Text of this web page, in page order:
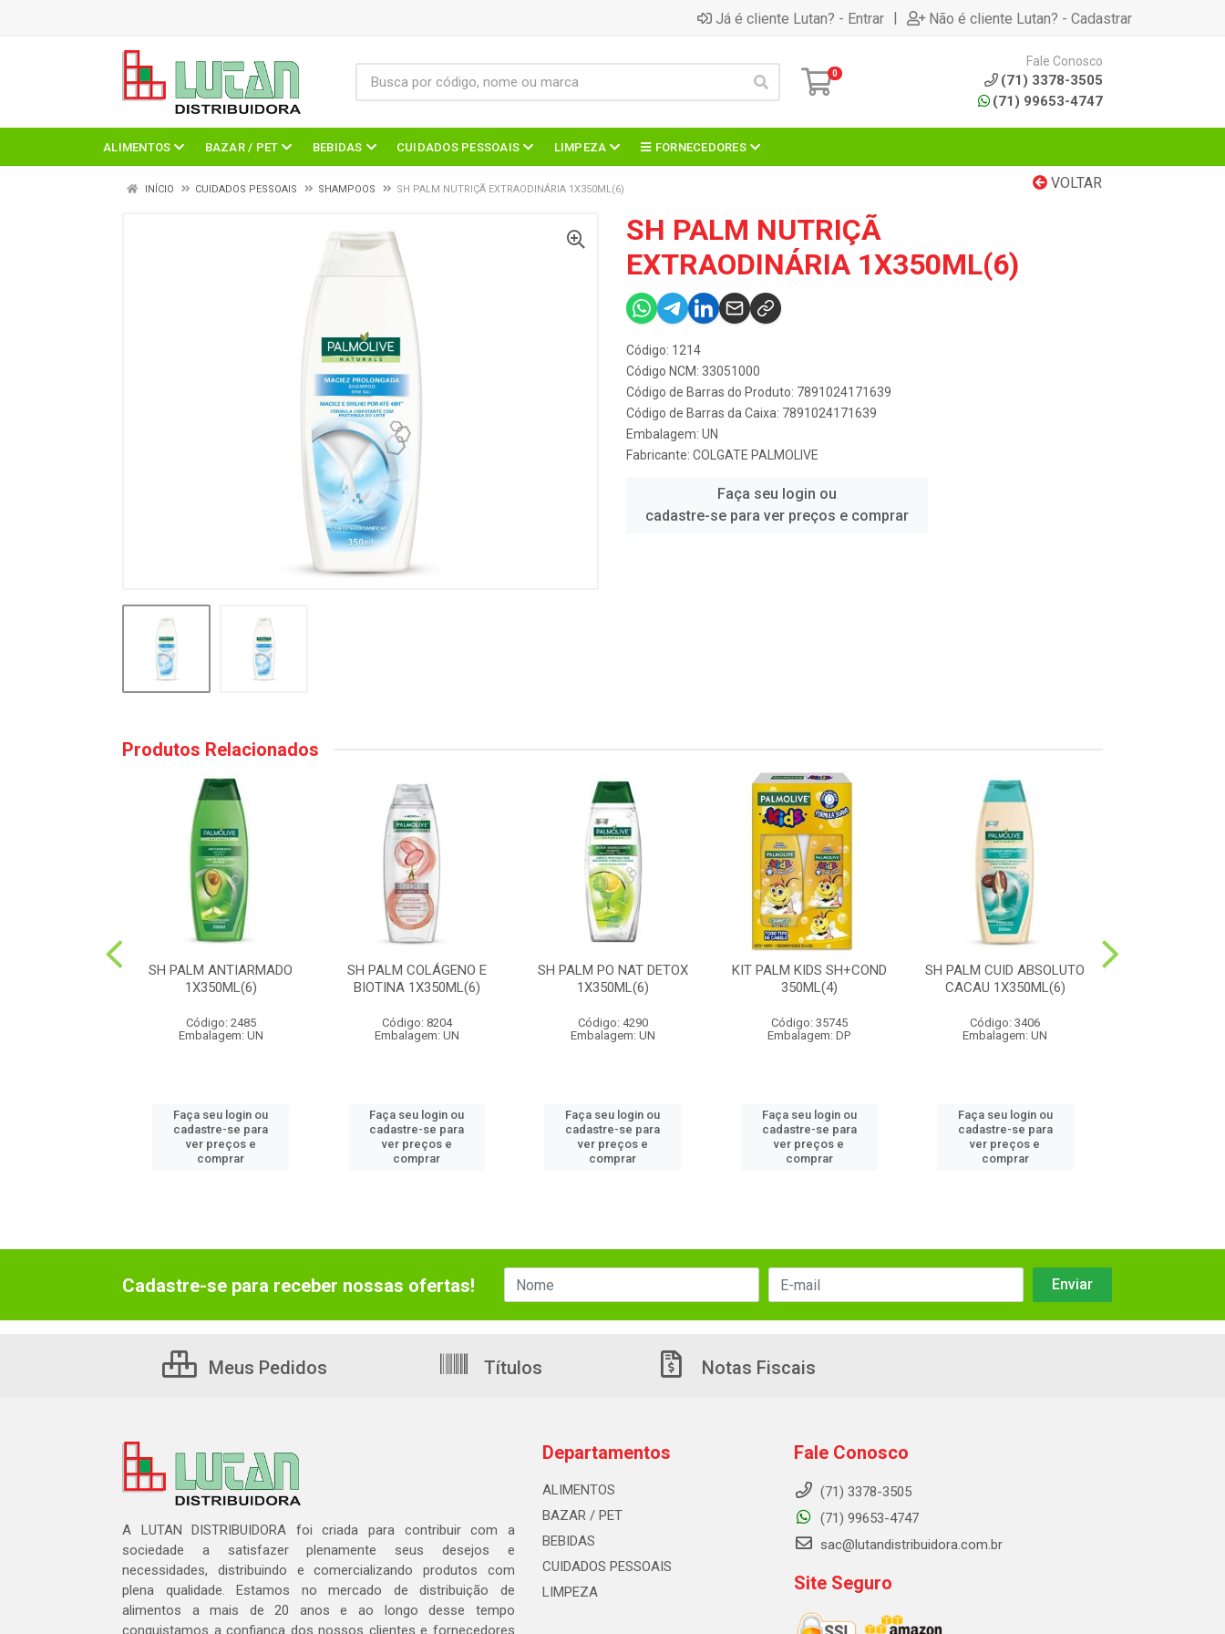
Já é cliente Lutan? - Entrar | Não é cliente Lutan? - Cadastrar
0
Fale Conosco
(71) 3378-3505
(71) 99653-4747
ALIMENTOS BAZAR / PET BEBIDAS CUIDADOS PESSOAIS LIMPEZA FORNECEDORES
VOLTAR
INÍCIO CUIDADOS PESSOAIS SHAMPOOS SH PALM NUTRIÇÃ EXTRAODINÁRIA 1X350ML(6)
SH PALM NUTRIÇÃ
EXTRAODINÁRIA 1X350ML(6)
Código: 1214
Código NCM: 33051000
Código de Barras do Produto: 7891024171639
Código de Barras da Caixa: 7891024171639
Embalagem: UN
Fabricante: COLGATE PALMOLIVE
Faça seu login ou
cadastre-se para ver preços e comprar
Produtos Relacionados
SH PALM ANTIARMADO
1X350ML(6)
Código: 2485
Embalagem: UN
Faça seu login ou
cadastre-se para
ver preços e
comprar
SH PALM COLÁGENO E
BIOTINA 1X350ML(6)
Código: 8204
Embalagem: UN
Faça seu login ou
cadastre-se para
ver preços e
comprar
SH PALM PO NAT DETOX
1X350ML(6)
Código: 4290
Embalagem: UN
Faça seu login ou
cadastre-se para
ver preços e
comprar
KIT PALM KIDS SH+COND
350ML(4)
Código: 35745
Embalagem: DP
Faça seu login ou
cadastre-se para
ver preços e
comprar
SH PALM CUID ABSOLUTO
CACAU 1X350ML(6)
Código: 3406
Embalagem: UN
Faça seu login ou
cadastre-se para
ver preços e
comprar
Cadastre-se para receber nossas ofertas!
Meus Pedidos Títulos Notas Fiscais
A LUTAN DISTRIBUIDORA foi criada para contribuir com a
sociedade a satisfazer plenamente seus desejos e
necessidades, distribuindo e comercializando produtos com
plena qualidade. Estamos no mercado de distribuição de
alimentos a mais de 20 anos e ao longo desse tempo
conquistamos a confiança dos nossos clientes e fornecedores
Departamentos
ALIMENTOS
BAZAR / PET
BEBIDAS
CUIDADOS PESSOAIS
LIMPEZA
Fale Conosco
(71) 3378-3505
(71) 99653-4747
sac@lutandistribuidora.com.br
Site Seguro